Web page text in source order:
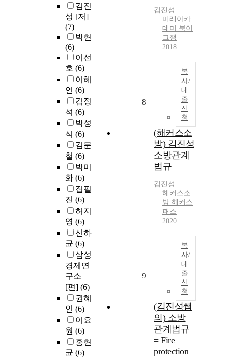
김진
성 [저]
(7)
박현
(6)
이선
호 (6)
이혜
연 (6)
김정
석 (6)
박성
식 (6)
김문
철 (6)
박미
화 (6)
집필
진 (6)
허지
영 (6)
신하
균 (6)
삼성
경제연
구소
[편] (6)
권혜
인 (6)
이요
원 (6)
홍현
균 (6)
김진성
미래아카
데미 북이
그잼
2018
복
사/
대
출
신
청
8
(해커스소
방) 김진성
소방관계
법규
김진성
해커스소
방 해커스
패스
2020
복
사/
대
출
신
청
9
(김진성쌤
의) 소방
관계법규
= Fire
protection